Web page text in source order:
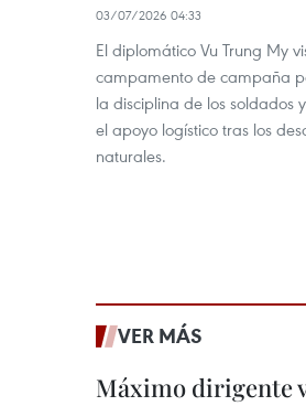
03/07/2026 04:33
El diplomático Vu Trung My
campamento de campaña
la disciplina de los soldados
el apoyo logístico tras los
naturales.
VER MÁS
Máximo dirigente